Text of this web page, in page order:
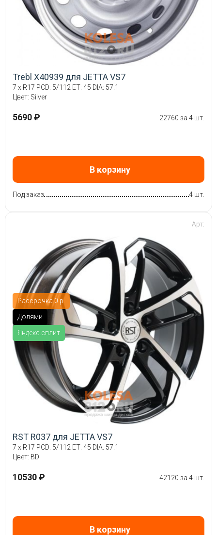
Trebl X40939 для JETTA VS7
7 x R17 PCD: 5/112 ET: 45 DIA: 57.1
Цвет: Silver
5690 ₽ 22760 за 4 шт.
В корзину
Под заказ 4 шт.
Рассрочка 0 р.
Долями
Яндекс.сплит
Арт:
RST R037 для JETTA VS7
7 x R17 PCD: 5/112 ET: 45 DIA: 57.1
Цвет: BD
10530 ₽ 42120 за 4 шт.
В корзину